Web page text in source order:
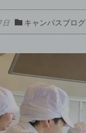
日 キャンパスブログ